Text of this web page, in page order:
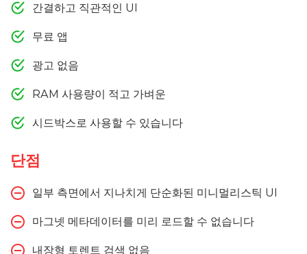
간결하고 직관적인 UI
무료 앱
광고 없음
RAM 사용량이 적고 가벼운
시드박스로 사용할 수 있습니다
단점
일부 측면에서 지나치게 단순화된 미니멀리스틱 UI
마그넷 메타데이터를 미리 로드할 수 없습니다
내장형 토렌트 검색 없음